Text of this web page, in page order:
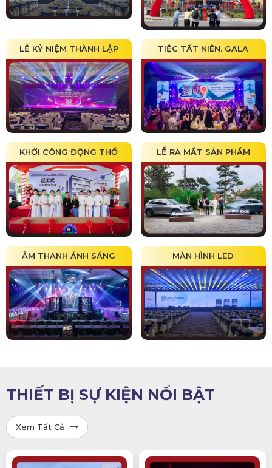
LỄ KỶ NIỆM THÀNH LẬP TIỆC TẤT NIÊN. GALA
KHỞI CÔNG ĐỘNG THỔ LỄ RA MẮT SẢN PHẨM
ÂM THANH ÁNH SÁNG MÀN HÌNH LED
THIẾT BỊ SỰ KIỆN NỔI BẬT
Xem Tất Cả